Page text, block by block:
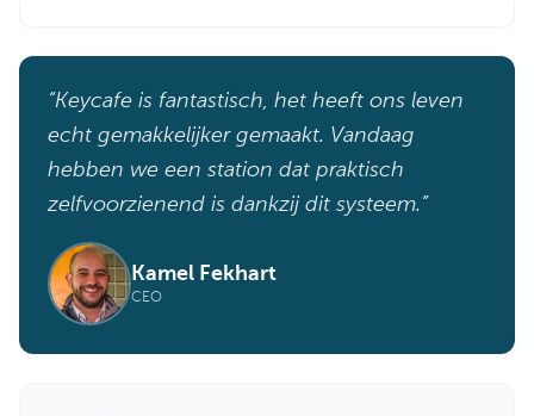
“Keycafe is fantastisch, het heeft ons leven
echt gemakkelijker gemaakt. Vandaag
hebben we een station dat praktisch
zelfvoorzienend is dankzij dit systeem.”
Kamel Fekhart
CEO